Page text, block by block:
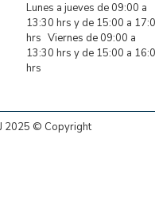
Lunes a jueves de 09:00 a
13:30 hrs y de 15:00 a
hrs Viernes de 09:00 a
13:30 hrs y de 15:00 a
hrs
2025 © Copyright